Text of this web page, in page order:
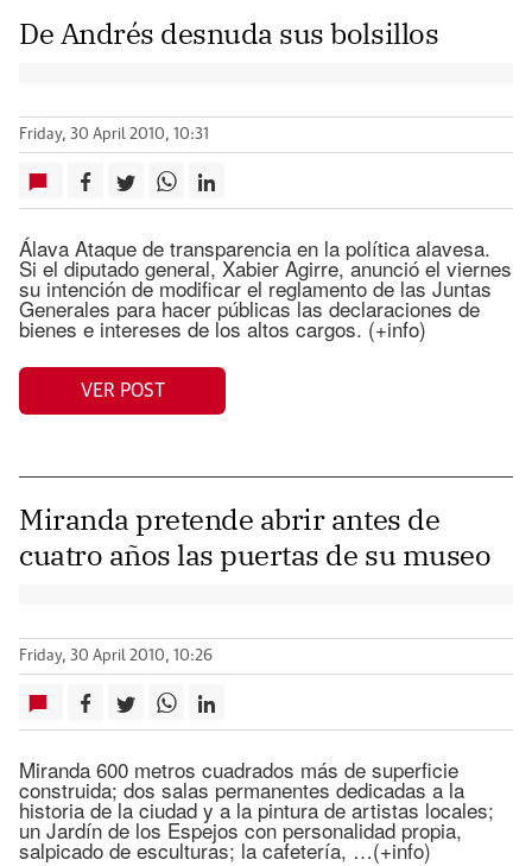
De Andrés desnuda sus bolsillos
Friday, 30 April 2010, 10:31
Álava Ataque de transparencia en la política alavesa.
Si el diputado general, Xabier Agirre, anunció el viernes
su intención de modificar el reglamento de las Juntas
Generales para hacer públicas las declaraciones de
bienes e intereses de los altos cargos. (+info)
VER POST
Miranda pretende abrir antes de
cuatro años las puertas de su museo
Friday, 30 April 2010, 10:26
Miranda 600 metros cuadrados más de superficie
construida; dos salas permanentes dedicadas a la
historia de la ciudad y a la pintura de artistas locales;
un Jardín de los Espejos con personalidad propia,
salpicado de esculturas; la cafetería, …(+info)